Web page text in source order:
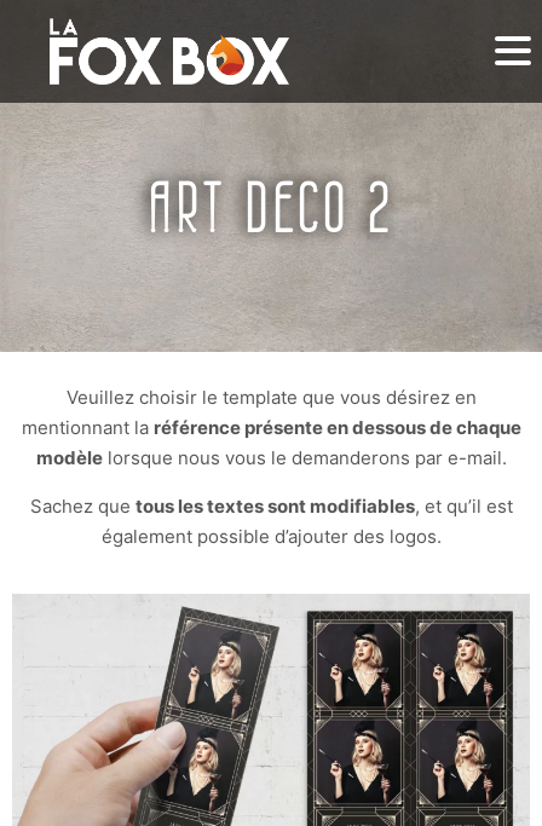
ART DECO 2
Veuillez choisir le template que vous désirez en
mentionnant la référence présente en dessous de chaque
modèlelorsque nous vous le demanderons par e-mail.
Sachez que tous les textes sont modifiables, et qu’il est
également possible d’ajouter des logos.